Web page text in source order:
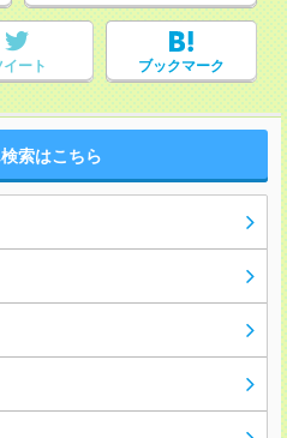
イート ブックマーク
索はこちら